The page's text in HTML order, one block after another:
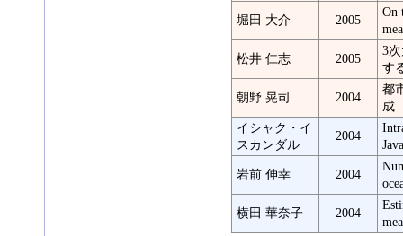
堀田 大介 2005
On
松井 仁志 2005
3
す
朝野 晃司 2004
都
成
イシャク・イ
スカンダル
2004
岩前 伸幸 2004
横田 華奈子 2004